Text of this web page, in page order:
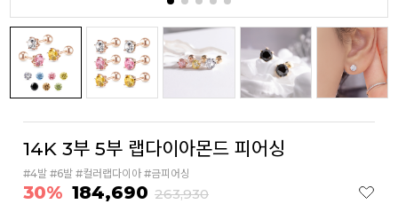
14K 3부 5부 랩다이아몬드 피어싱
#4발 #6발 #컬러랩다이아 #금피어싱
30% 184,690 263,930